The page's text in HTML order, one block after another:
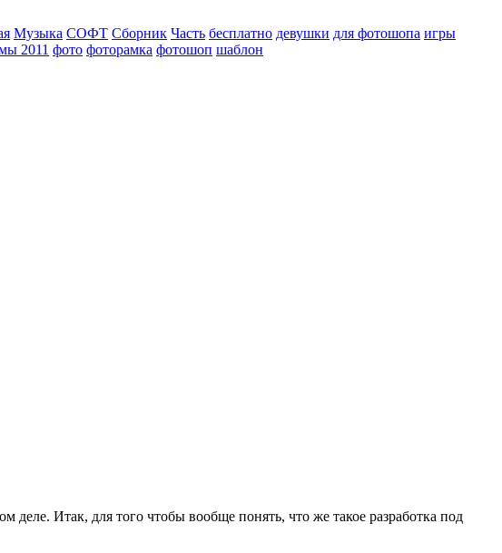
Музыка СОФТ Сборник Часть бесплатно девушки для фотошопа игры
2011 фото фоторамка фотошоп шаблон
Итак, для того чтобы вообще понять, что же такое разработка под